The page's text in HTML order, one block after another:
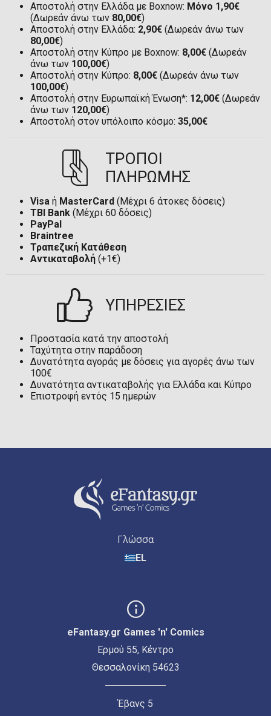
Αποστολή στην Ελλάδα με Boxnow: Μόνο 1,90€
(Δωρεάν άνω των 80,00€)
Αποστολή στην Ελλάδα: 2,90€ (Δωρεάν άνω των
80,00€)
Αποστολή στην Κύπρο με Boxnow: 8,00€ (Δωρεάν
άνω των 100,00€)
Αποστολή στην Κύπρο: 8,00€ (Δωρεάν άνω των
100,00€)
Αποστολή στην Ευρωπαϊκή Ένωση*: 12,00€ (Δωρεάν
άνω των 120,00€)
Αποστολή στον υπόλοιπο κόσμο: 35,00€
ΤΡΟΠΟΙ
ΠΛΗΡΩΜΗΣ
Visa ή MasterCard (Μέχρι 6 άτοκες δόσεις)
TBI Bank (Μέχρι 60 δόσεις)
PayPal
Braintree
Τραπεζική Κατάθεση
Αντικαταβολή (+1€)
ΥΠΗΡΕΣΙΕΣ
Προστασία κατά την αποστολή
Ταχύτητα στην παράδοση
Δυνατότητα αγοράς με δόσεις για αγορές άνω των
100€
Δυνατότητα αντικαταβολής για Ελλάδα και Κύπρο
Επιστροφή εντός 15 ημερών
Γλώσσα
EL
eFantasy.gr Games 'n' Comics
Ερμού 55, Κέντρο
Θεσσαλονίκη 54623
Έβανς 5